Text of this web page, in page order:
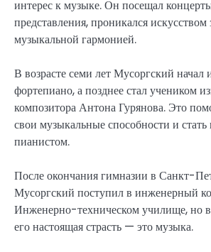
интерес к музыке. Он посещал
представления, проникался искусством
музыкальной гармонией.
В возрасте семи лет Мусоргский начал
фортепиано, а позднее стал учеником
композитора Антона Гурянова. Это
свои музыкальные способности и
пианистом.
После окончания гимназии в Санкт-
Мусоргский поступил в инженерный
Инженерно-техническом училище, но
его настоящая страсть — это музыка.